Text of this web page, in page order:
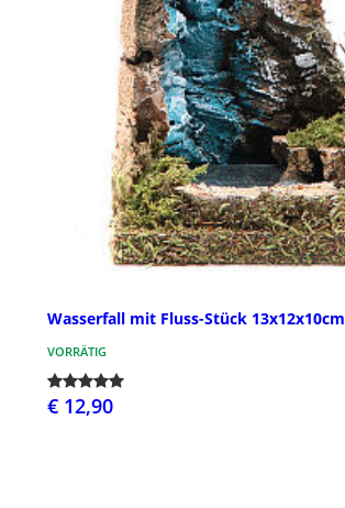
Wasserfall mit Fluss-Stück 13x12x10cm
VORRÄTIG
€ 12,90